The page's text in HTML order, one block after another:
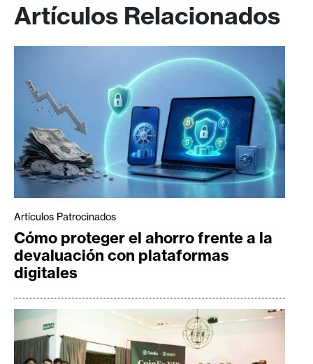
Artículos Relacionados
Artículos Patrocinados
Cómo proteger el ahorro frente a la
devaluación con plataformas
digitales